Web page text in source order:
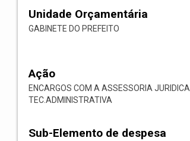
Unidade Orçamentária
GABINETE DO PREFEITO
Ação
ENCARGOS COM A ASSESSORIA JURIDICA
TEC.ADMINISTRATIVA
Sub-Elemento de despesa